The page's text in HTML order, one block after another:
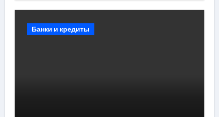
мероприятий и обустройства
Банки и кредиты